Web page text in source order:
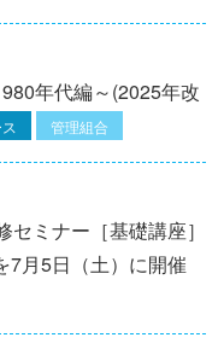
年代編～(2025年改
管理組合
ミナー［基礎講座］
7月5日（土）に開催